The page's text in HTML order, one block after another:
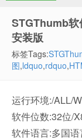
STGThumb
安装版
标签Tags:
图,ldquo,rdquo,
运行环境:/ALL/
软件位数:32位/
软件语言:多国